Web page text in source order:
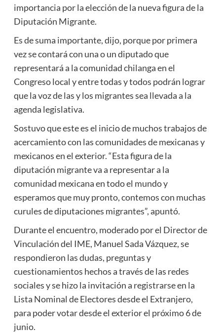
importancia por la elección de la nueva figura de la
Diputación Migrante.
Es de suma importante, dijo, porque por primera
vez se contará con una o un diputado que
representará a la comunidad chilanga en el
Congreso local y entre todas y todos podrán lograr
que la voz de las y los migrantes sea llevada a la
agenda legislativa.
Sostuvo que este es el inicio de muchos trabajos de
acercamiento con las comunidades de mexicanas y
mexicanos en el exterior. “Esta figura de la
diputación migrante va a representar a la
comunidad mexicana en todo el mundo y
esperamos que muy pronto, contemos con muchas
curules de diputaciones migrantes”, apuntó.
Durante el encuentro, moderado por el Director de
Vinculación del IME, Manuel Sada Vázquez, se
respondieron las dudas, preguntas y
cuestionamientos hechos a través de las redes
sociales y se hizo la invitación a registrarse en la
Lista Nominal de Electores desde el Extranjero,
para poder votar desde el exterior el próximo 6 de
junio.